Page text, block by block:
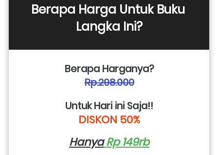
Berapa Harga Untuk Buku
Langka Ini?
Berapa Harganya?
Rp.298.000
Untuk Hari ini Saja!!
DISKON 50%
Hanya Rp 149rb